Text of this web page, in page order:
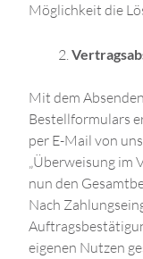
Möglichkeit die
Mit dem
Bestellformulars
per E-Mail von
„Überweisung im
nun den
Nach
eigenen Nutzen